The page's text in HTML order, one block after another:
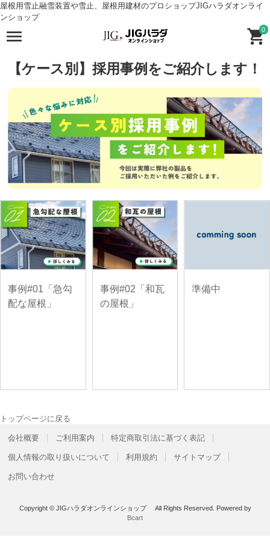
屋根用雪止融雪装置や雪止、屋根用建材のプロショップJIGハラダオンライ
ンショップ
0
【ケース別】採用事例をご紹介します！
事例#01「急勾
配な屋根」
事例#02「和瓦
の屋根」
準備中
トップページに戻る
会社概要 ご利用案内 特定商取引法に基づく表記
個人情報の取り扱いについて 利用規約 サイトマップ
お問い合わせ
Copyright © JIGハラダオンラインショップ All Rights Reserved. Powered by
Bcart